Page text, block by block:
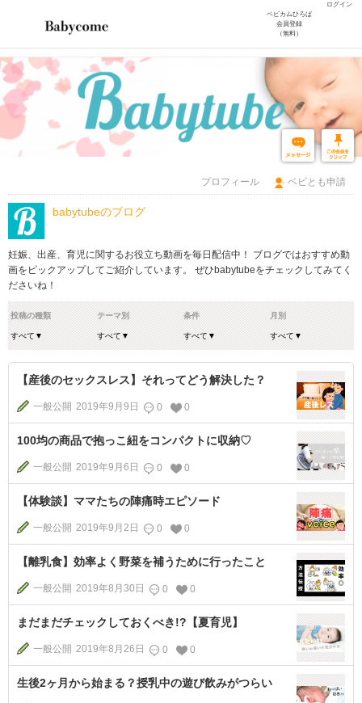
ログイン
ベビカムひろば
会員登録
（無料）
プロフィール ベビとも申請
babytubeのブログ
妊娠、出産、育児に関するお役立ち動画を毎日配信中！ ブログではおすすめ動
画をピックアップしてご紹介しています。 ぜひbabytubeをチェックしてみてく
ださいね！
投稿の種類 テーマ別 条件 月別
【産後のセックスレス】それってどう解決した？
一般公開 2019年9月9日 0 0
100均の商品で抱っこ紐をコンパクトに収納♡
一般公開 2019年9月6日 0 0
【体験談】ママたちの陣痛時エピソード
一般公開 2019年9月2日 0 0
【離乳食】効率よく野菜を補うために行ったこと
一般公開 2019年8月30日 0 0
まだまだチェックしておくべき!?【夏育児】
一般公開 2019年8月26日 0 0
生後2ヶ月から始まる？授乳中の遊び飲みがつらい